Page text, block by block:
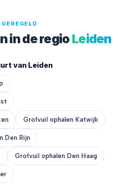
in de regio Leiden
van Leiden
Grofvuil ophalen Katwijk
Den Rijn
Grofvuil ophalen Den Haag